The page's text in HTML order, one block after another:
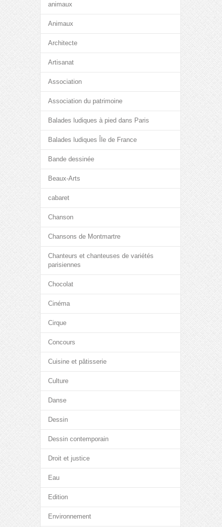
animaux
Animaux
Architecte
Artisanat
Association
Association du patrimoine
Balades ludiques à pied dans Paris
Balades ludiques Île de France
Bande dessinée
Beaux-Arts
cabaret
Chanson
Chansons de Montmartre
Chanteurs et chanteuses de variétés
parisiennes
Chocolat
Cinéma
Cirque
Concours
Cuisine et pâtisserie
Culture
Danse
Dessin
Dessin contemporain
Droit et justice
Eau
Edition
Environnement